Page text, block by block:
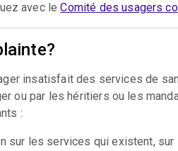
avec leComité des usagers
insatisfait des services de
ou par les héritiers ou les
:
sur les services qui existent,